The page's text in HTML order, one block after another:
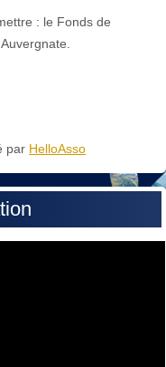
: le Fonds de
par HelloAsso